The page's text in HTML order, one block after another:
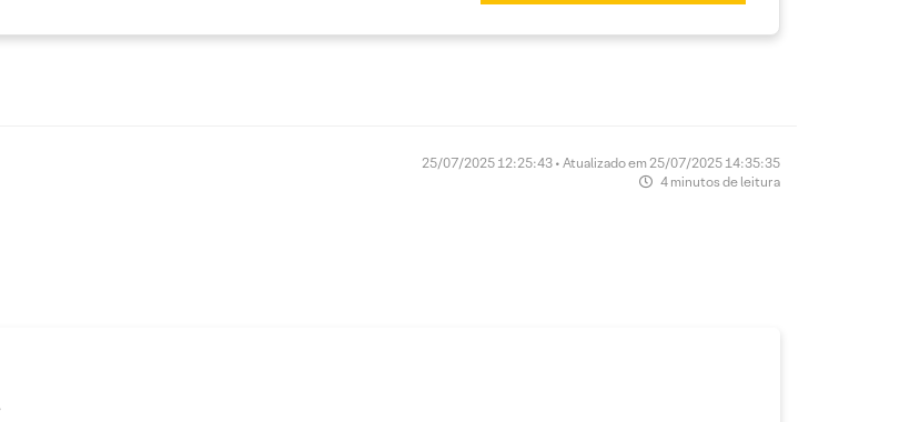
25/07/2025 12:25:43 • Atualizado em 25/07/2025 14:35:35
4 minutos de leitura